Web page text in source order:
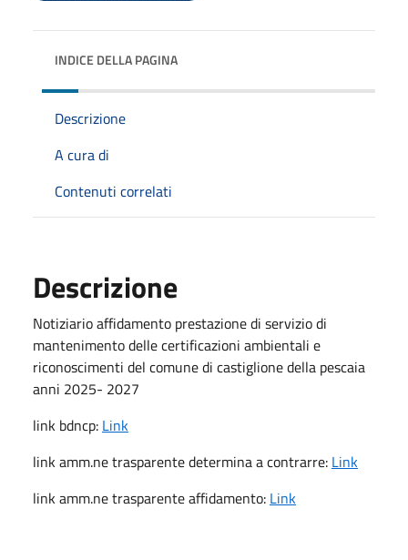
INDICE DELLA PAGINA
Descrizione
A cura di
Contenuti correlati
Descrizione
Notiziario affidamento prestazione di servizio di
mantenimento delle certificazioni ambientali e
riconoscimenti del comune di castiglione della pescaia
anni 2025- 2027
link bdncp: Link
link amm.ne trasparente determina a contrarre: Link
link amm.ne trasparente affidamento: Link